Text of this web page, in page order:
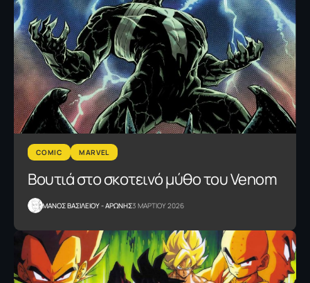
COMIC MARVEL
Βουτιά στο σκοτεινό μύθο του Venom
ΜΑΝΟΣ ΒΑΣΙΛΕΙΟΥ - ΑΡΩΝΗΣ3 ΜΑΡΤΙΟΥ 2026